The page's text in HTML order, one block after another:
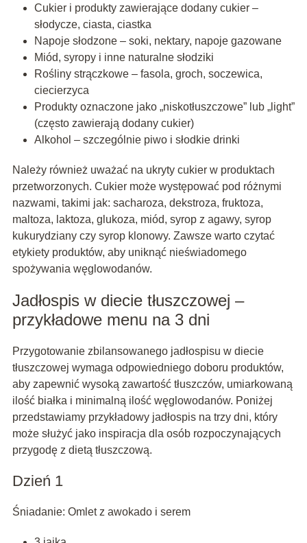
Cukier i produkty zawierające dodany cukier –
słodycze, ciasta, ciastka
Napoje słodzone – soki, nektary, napoje gazowane
Miód, syropy i inne naturalne słodziki
Rośliny strączkowe – fasola, groch, soczewica,
ciecierzyca
Produkty oznaczone jako „niskotłuszczowe” lub „light”
(często zawierają dodany cukier)
Alkohol – szczególnie piwo i słodkie drinki
Należy również uważać na ukryty cukier w produktach
przetworzonych. Cukier może występować pod różnymi
nazwami, takimi jak: sacharoza, dekstroza, fruktoza,
maltoza, laktoza, glukoza, miód, syrop z agawy, syrop
kukurydziany czy syrop klonowy. Zawsze warto czytać
etykiety produktów, aby uniknąć nieświadomego
spożywania węglowodanów.
Jadłospis w diecie tłuszczowej –
przykładowe menu na 3 dni
Przygotowanie zbilansowanego jadłospisu w diecie
tłuszczowej wymaga odpowiedniego doboru produktów,
aby zapewnić wysoką zawartość tłuszczów, umiarkowaną
ilość białka i minimalną ilość węglowodanów. Poniżej
przedstawiamy przykładowy jadłospis na trzy dni, który
może służyć jako inspiracja dla osób rozpoczynających
przygodę z dietą tłuszczową.
Dzień 1
Śniadanie: Omlet z awokado i serem